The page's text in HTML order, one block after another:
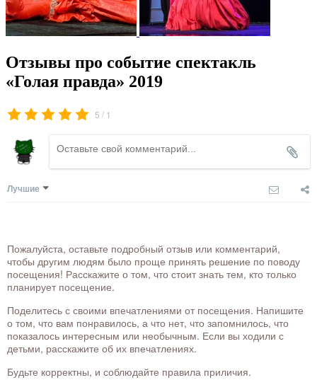
Отзывы про событие спектакль
«Голая правда» 2019
5 / 1
Лучшие
Пожалуйста, оставьте подробный отзыв или комментарий,
чтобы другим людям было проще принять решение по поводу
посещения! Расскажите о том, что стоит знать тем, кто только
планирует посещение.
Поделитесь с своими впечатлениями от посещения. Напишите
о том, что вам понравилось, а что нет, что запомнилось, что
показалось интересным или необычным. Если вы ходили с
детьми, расскажите об их впечатлениях.
Будьте корректны, и соблюдайте правила приличия.